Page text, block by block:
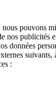
nous pouvons
nos publicités
données
: